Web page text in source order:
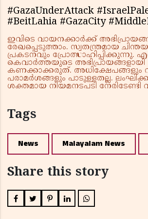
#GazaUnderAttack
#BeitLahia #GazaCity
ഇവിടെ വായനക്കാർക്ക്
രേഖപ്പെടുത്താം. സ്വതന്ത്രമായ
പ്രകടനവും പ്രോത്സാഹിപ്പിക്കുന്നു.
കെവാർത്തയുടെ അഭിപ്രായങ്ങളായി
കണക്കാക്കരുത്. അധിക്ഷേപങ്ങളും
പരാമർശങ്ങളും പാടുള്ളതല്ല.
ശക്തമായ നിയമനടപടി നേരിടേണ്ടി
Tags
News Malayalam News
Share this story